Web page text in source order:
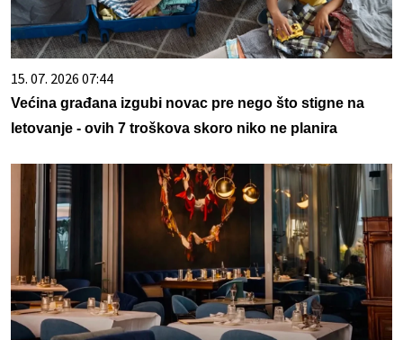
15. 07. 2026 07:44
Većina građana izgubi novac pre nego što stigne na
letovanje - ovih 7 troškova skoro niko ne planira